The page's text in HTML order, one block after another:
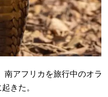
アフリカを旅行中のオラ
きた。